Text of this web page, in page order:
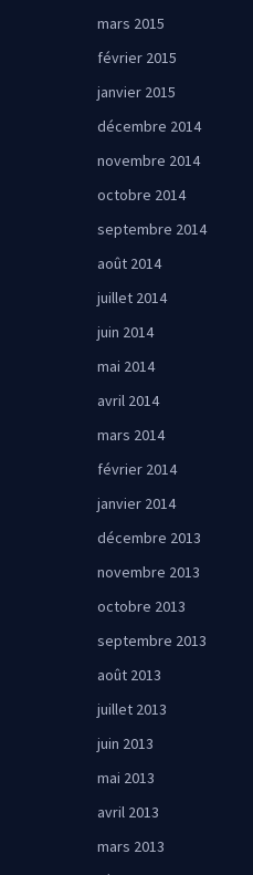
mars 2015
février 2015
janvier 2015
décembre 2014
novembre 2014
octobre 2014
septembre 2014
août 2014
juillet 2014
juin 2014
mai 2014
avril 2014
mars 2014
février 2014
janvier 2014
décembre 2013
novembre 2013
octobre 2013
septembre 2013
août 2013
juillet 2013
juin 2013
mai 2013
avril 2013
mars 2013